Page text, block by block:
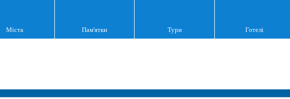
Міста Пам'ятки Тури Готелі